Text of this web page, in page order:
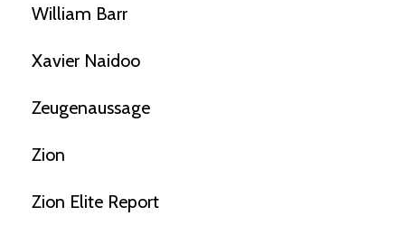
William Barr
Xavier Naidoo
Zeugenaussage
Zion
Zion Elite Report